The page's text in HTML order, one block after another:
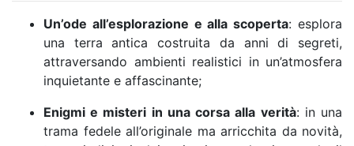
Un’ode all’esplorazione e alla scoperta: esplora
una terra antica costruita da anni di segreti,
attraversando ambienti realistici in un’atmosfera
inquietante e affascinante;
Enigmi e misteri in una corsa alla verità: in una
trama fedele all’originale ma arricchita da novità,